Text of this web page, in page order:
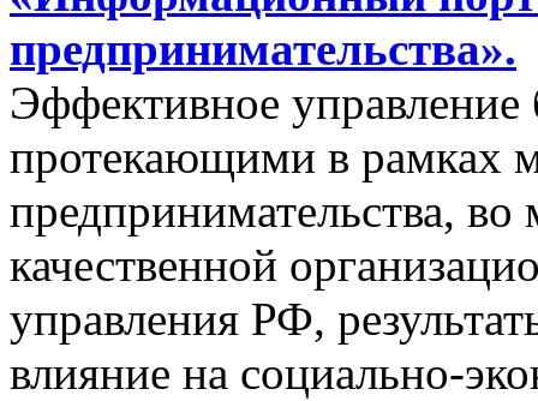
предпринимательства».
Эффективное управление
протекающими в рамках
предпринимательства,
качественной
управления РФ,
влияние на социально-